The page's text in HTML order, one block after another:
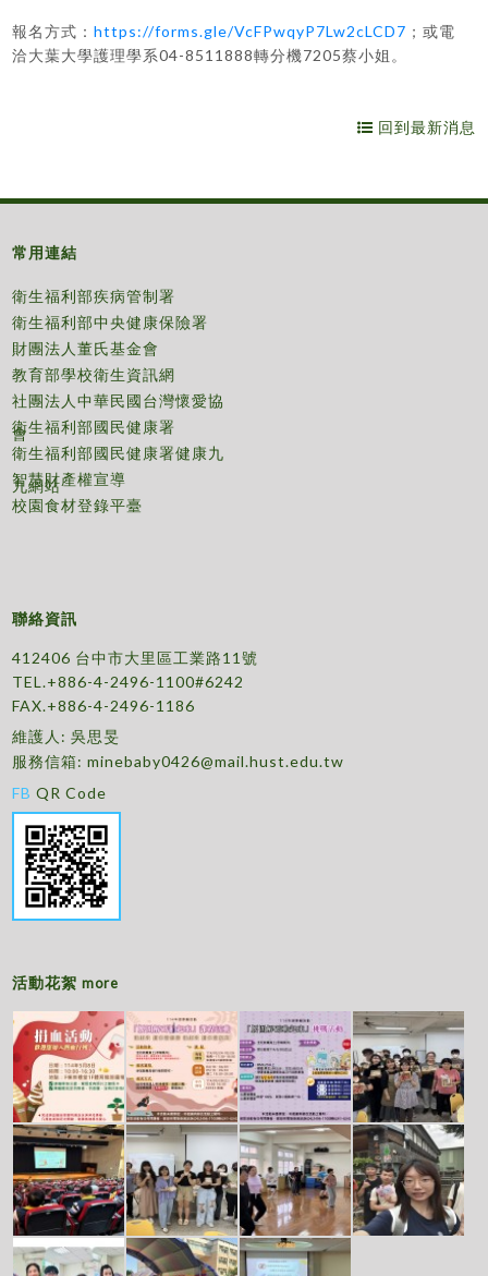
報名方式：https://forms.gle/VcFPwqyP7Lw2cLCD7 ；或電
洽大葉大學護理學系04-8511888轉分機7205蔡小姐。
回到最新消息
常用連結
衛生福利部疾病管制署
衛生福利部中央健康保險署
財團法人董氏基金會
教育部學校衛生資訊網
社團法人中華民國台灣懷愛協
會
衛生福利部國民健康署
衛生福利部國民健康署健康九
九網站
智慧財產權宣導
校園食材登錄平臺
聯絡資訊
412406 台中市大里區工業路11號
TEL.+886-4-2496-1100#6242
FAX.+886-4-2496-1186
維護人: 吳思旻
服務信箱:minebaby0426@mail.hust.edu.tw
FB QR Code
活動花絮more